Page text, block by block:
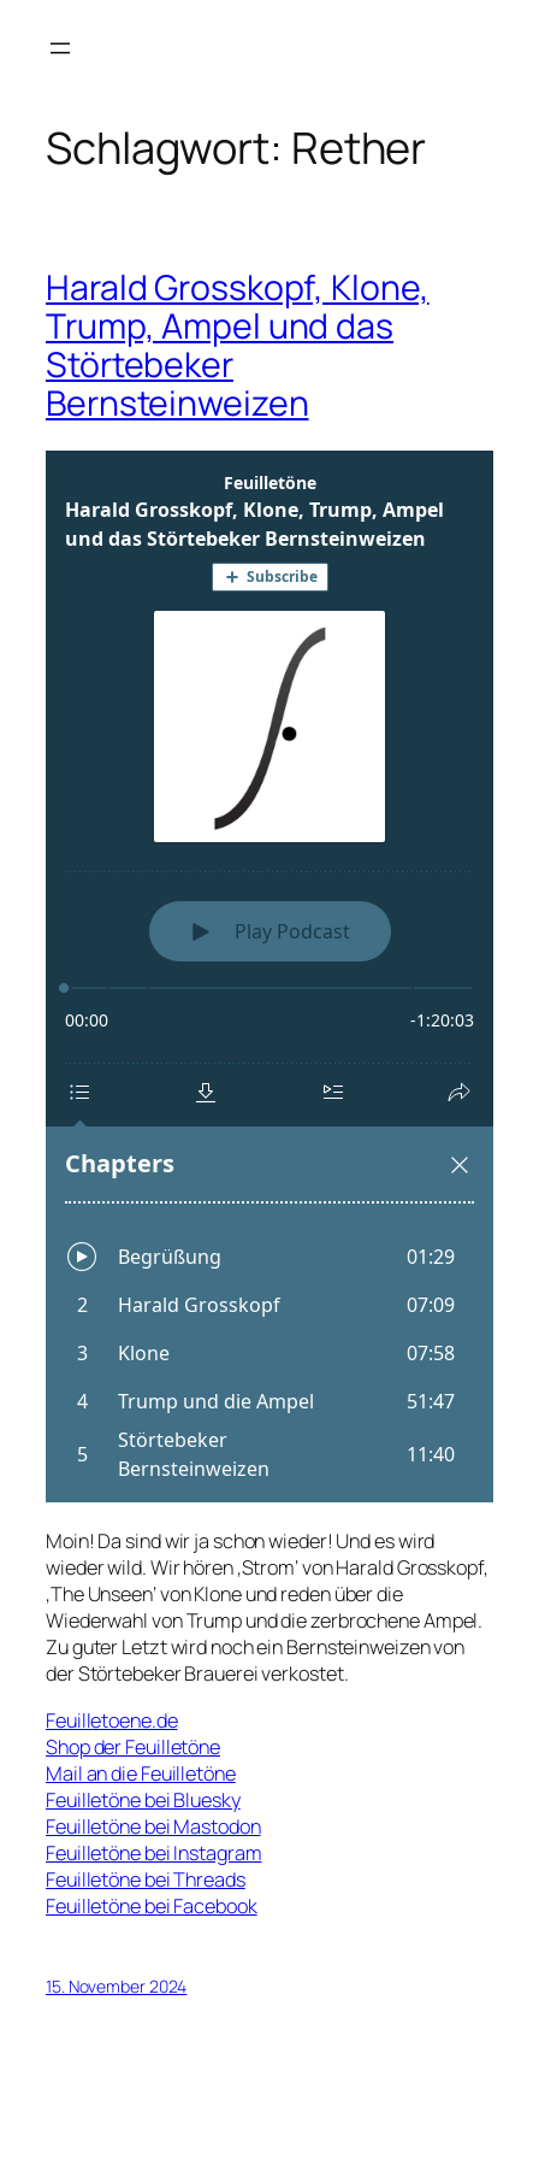
Inhalt
Schlagwort: Rether
Harald Grosskopf, Klone,
Trump, Ampel und das
Störtebeker
Bernsteinweizen
Moin! Da sind wir ja schon wieder! Und es wird
wieder wild. Wir hören ‚Strom‘ von Harald Grosskopf,
‚The Unseen‘ von Klone und reden über die
Wiederwahl von Trump und die zerbrochene Ampel.
Zu guter Letzt wird noch ein Bernsteinweizen von
der Störtebeker Brauerei verkostet.
Feuilletoene.de
Shop der Feuilletöne
Mail an die Feuilletöne
Feuilletöne bei Bluesky
Feuilletöne bei Mastodon
Feuilletöne bei Instagram
Feuilletöne bei Threads
Feuilletöne bei Facebook
15. November 2024